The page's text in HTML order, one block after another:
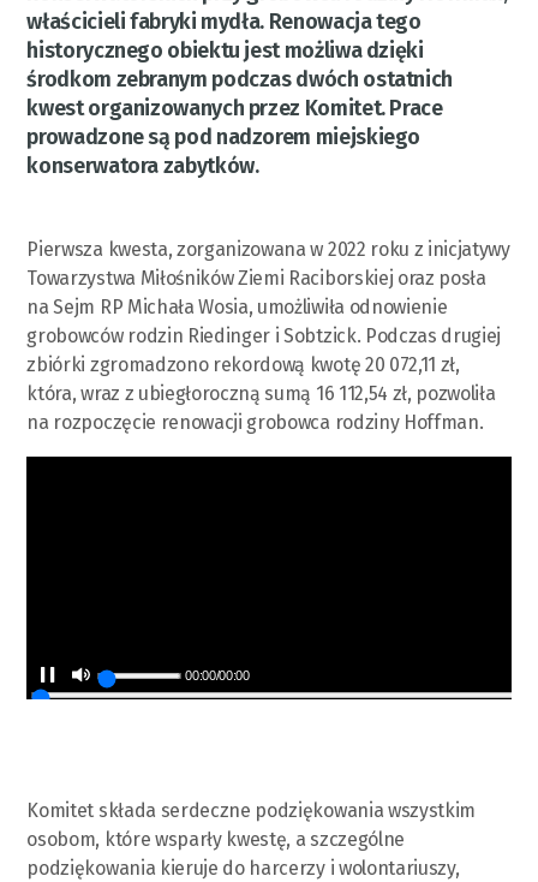
właścicieli fabryki mydła. Renowacja tego
historycznego obiektu jest możliwa dzięki
środkom zebranym podczas dwóch ostatnich
kwest organizowanych przez Komitet. Prace
prowadzone są pod nadzorem miejskiego
konserwatora zabytków.
Pierwsza kwesta, zorganizowana w 2022 roku z inicjatywy
Towarzystwa Miłośników Ziemi Raciborskiej oraz posła
na Sejm RP Michała Wosia, umożliwiła odnowienie
grobowców rodzin Riedinger i Sobtzick. Podczas drugiej
zbiórki zgromadzono rekordową kwotę 20 072,11 zł,
która, wraz z ubiegłoroczną sumą 16 112,54 zł, pozwoliła
na rozpoczęcie renowacji grobowca rodziny Hoffman.
00:00/00:00
Komitet składa serdeczne podziękowania wszystkim
osobom, które wsparły kwestę, a szczególne
podziękowania kieruje do harcerzy i wolontariuszy,